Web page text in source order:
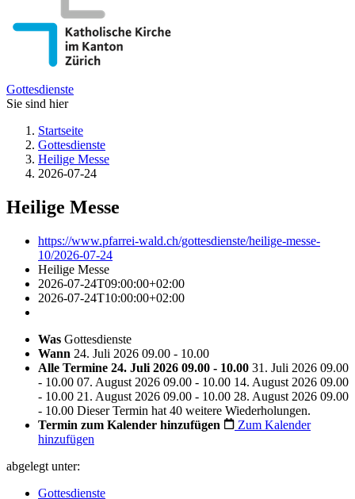
Gottesdienste
Sie sind hier
Startseite
Gottesdienste
Heilige Messe
2026-07-24
Heilige Messe
https://www.pfarrei-wald.ch/gottesdienste/heilige-messe-
10/2026-07-24
Heilige Messe
2026-07-24T09:00:00+02:00
2026-07-24T10:00:00+02:00
Was Gottesdienste
Wann 24. Juli 2026 09.00 - 10.00
Alle Termine 24. Juli 2026 09.00 - 10.00 31. Juli 2026 09.00
- 10.00 07. August 2026 09.00 - 10.00 14. August 2026 09.00
- 10.00 21. August 2026 09.00 - 10.00 28. August 2026 09.00
- 10.00 Dieser Termin hat 40 weitere Wiederholungen.
Termin zum Kalender hinzufügen
Zum Kalender
hinzufügen
abgelegt unter:
Gottesdienste